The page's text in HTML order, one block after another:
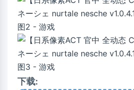
下载: